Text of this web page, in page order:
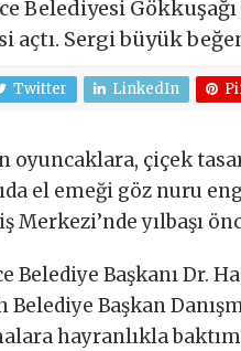
Belediyesi
açtı. Sergi büyük
Twitter LinkedIn
oyuncaklara, çiçek
el emeği göz nuru
Merkezi’nde yılbaşı
Belediye Başkanı Dr.
Başkan
hayranlıkla